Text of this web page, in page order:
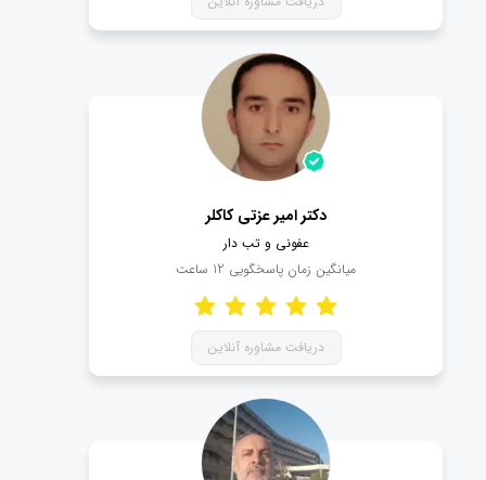
دکتر امیر عزتی کاکلر
عفونی و تب دار
میانگین زمان پاسخگویی 12 ساعت
دریافت مشاوره آنلاین